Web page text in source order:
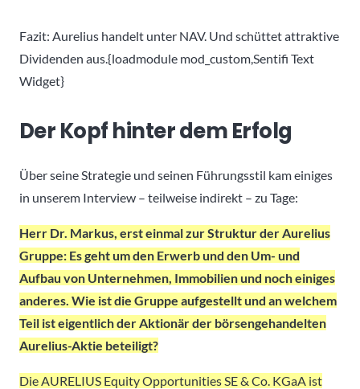
Fazit: Aurelius handelt unter NAV. Und schüttet attraktive
Dividenden aus.{loadmodule mod_custom,Sentifi Text
Widget}
Der Kopf hinter dem Erfolg
Über seine Strategie und seinen Führungsstil kam einiges
in unserem Interview – teilweise indirekt – zu Tage:
Herr Dr. Markus, erst einmal zur Struktur der Aurelius
Gruppe: Es geht um den Erwerb und den Um- und
Aufbau von Unternehmen, Immobilien und noch einiges
anderes. Wie ist die Gruppe aufgestellt und an welchem
Teil ist eigentlich der Aktionär der börsengehandelten
Aurelius-Aktie beteiligt?
Die AURELIUS Equity Opportunities SE & Co. KGaA ist